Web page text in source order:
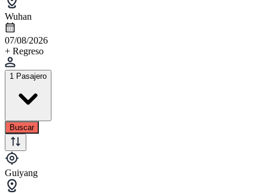
Wuhan
07/08/2026
+ Regreso
1 Pasajero
Buscar
Guiyang